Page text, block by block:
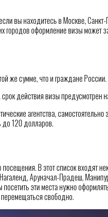
вы находитесь в Москве, Санкт-
городов оформление визы может
же сумме, что и граждане России.
действия визы предусмотрен
агентства, самостоятельно
до 120 долларов.
В этот список входят
Аруначал-Прадеш,
эти места нужно
свободно.